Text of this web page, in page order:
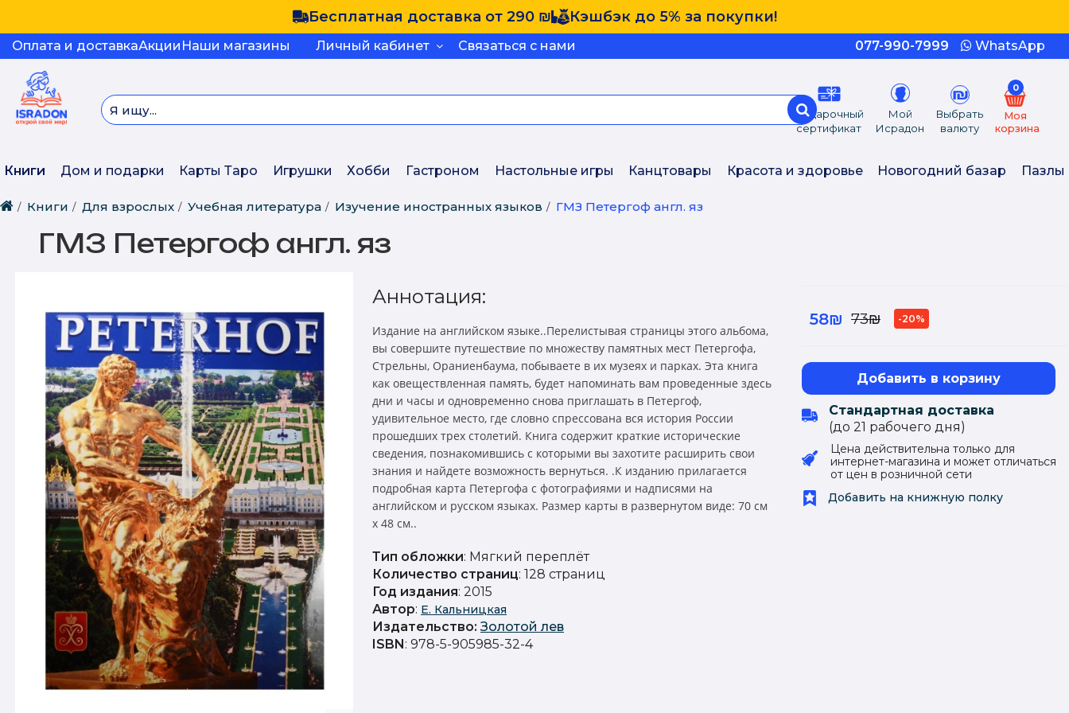
Бесплатная доставка от 290 ₪ Кэшбэк до 5% за покупки!
Оплата и доставкаАкции Наши магазины Личный кабинет Связаться с нами 077-990-7999 WhatsApp
Подарочный
сертификат
Мой
Исрадон
Выбрать
валюту
0
Моя
корзина
Книги Дом и подарки Карты Таро Игрушки Хобби Гастроном Настольные игры Канцтовары Красота и здоровье Новогодний базар Пазлы
Книги Для взрослых Учебная литература Изучение иностранных языков ГМЗ Петергоф англ. яз
ГМЗ Петергоф англ. яз
Аннотация:
Издание на английском языке..Перелистывая страницы этого альбома,
вы совершите путешествие по множеству памятных мест Петергофа,
Стрельны, Ораниенбаума, побываете в их музеях и парках. Эта книга
как овеществленная память, будет напоминать вам проведенные здесь
дни и часы и одновременно снова приглашать в Петергоф,
удивительное место, где словно спрессована вся история России
прошедших трех столетий. Книга содержит краткие исторические
сведения, познакомившись с которыми вы захотите расширить свои
знания и найдете возможность вернуться. .К изданию прилагается
подробная карта Петергофа с фотографиями и надписями на
английском и русском языках. Размер карты в развернутом виде: 70 см
х 48 см..
Тип обложки: Мягкий переплёт
Количество страниц: 128 страниц
Год издания: 2015
Автор: Е. Кальницкая
Издательство:Золотой лев
ISBN: 978-5-905985-32-4
58₪ 73₪ -20%
Добавить в корзину
Стандартная доставка
(до 21 рабочего дня)
Цена действительна только для
интернет-магазина и может отличаться
от цен в розничной сети
Добавить на книжную полку